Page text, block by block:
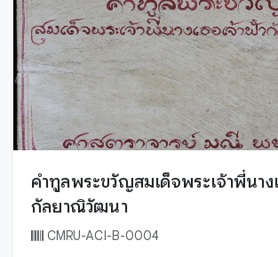
หนองคาย
หนองบัวลำภู
อ่างทอง
อำนาจเจริญ
อุดรธานี
อุทัยธานี
อุบลราชธานี
เชียงราย
คำทูลพระขวัญสมเด็จพระเจ้าพี่นาง
กัลยาณิวัฒนา
CMRU-ACI-B-0004